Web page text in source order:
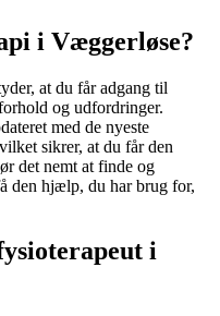
i Væggerløse?
at du får adgang til
og udfordringer.
med de nyeste
sikrer, at du får den
det nemt at finde og
den hjælp, du har brug for,
i